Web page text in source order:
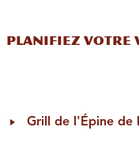
Planifiez votre
Grill de l'Épine de